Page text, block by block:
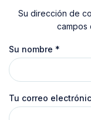
Su dirección de
campos
Su nombre *
Tu correo